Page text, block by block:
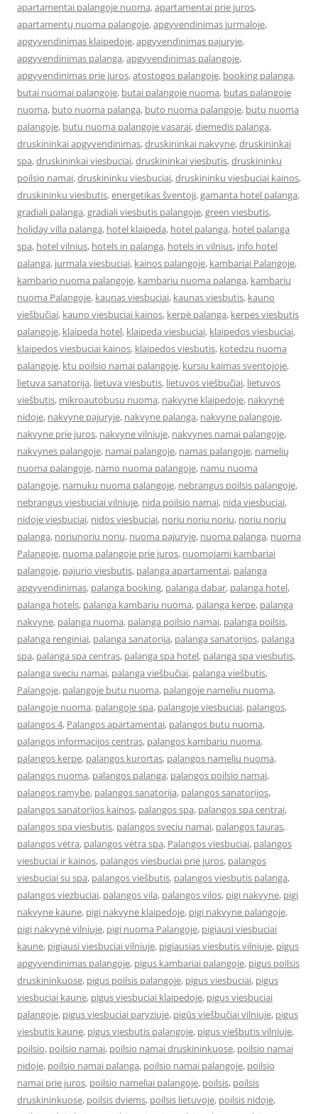
apartamentai palangoje nuoma,apartamentai prie juros,
apartamentų nuoma palangoje,apgyvendinimas jurmaloje,
apgyvendinimas klaipedoje,apgyvendinimas pajuryje,
apgyvendinimas palanga,apgyvendinimas palangoje,
apgyvendinimas prie juros,atostogos palangoje, booking palanga,
butai nuomai palangoje, butai palangoje nuoma, butas palangoje
nuoma, buto nuoma palanga, buto nuoma palangoje, butų nuoma
palangoje, butu nuoma palangoje vasarai,diemedis palanga,
druskininkai apgyvendinimas,druskininkai nakvyne,druskininkai
spa,druskininkai viesbuciai,druskininkai viesbutis,druskininku
poilsio namai,druskininku viesbuciai,druskininku viesbuciai kainos,
druskininku viesbutis,energetikas šventoji,gamanta hotel palanga,
gradiali palanga,gradiali viesbutis palangoje,green viesbutis,
holiday villa palanga, hotel klaipeda, hotel palanga, hotel palanga
spa, hotel vilnius, hotels in palanga, hotels in vilnius, info hotel
palanga, jurmala viesbuciai, kainos palangoje, kambariai Palangoje,
kambario nuoma palangoje, kambariu nuoma palanga, kambariu
nuoma Palangoje, kaunas viesbuciai, kaunas viesbutis, kauno
viešbučiai, kauno viesbuciai kainos, kerpė palanga, kerpes viesbutis
palangoje, klaipeda hotel, klaipeda viesbuciai, klaipedos viesbuciai,
klaipedos viesbuciai kainos, klaipedos viesbutis, kotedzu nuoma
palangoje, ktu poilsio namai palangoje, kursiu kaimas sventojoje,
lietuva sanatorija, lietuva viesbutis, lietuvos viešbučiai, lietuvos
viešbutis, mikroautobusu nuoma, nakvyne klaipedoje, nakvynė
nidoje, nakvyne pajuryje, nakvyne palanga, nakvyne palangoje,
nakvyne prie juros, nakvyne vilniuje, nakvynes namai palangoje,
nakvynes palangoje, namai palangoje, namas palangoje, namelių
nuoma palangoje, namo nuoma palangoje, namu nuoma
palangoje, namuku nuoma palangoje, nebrangus poilsis palangoje,
nebrangus viesbuciai vilniuje, nida poilsio namai, nida viesbuciai,
nidoje viesbuciai, nidos viesbuciai, noriu noriu noriu, noriu noriu
palanga, noriunoriu noriu, nuoma pajuryje, nuoma palanga, nuoma
Palangoje, nuoma palangoje prie juros, nuomojami kambariai
palangoje, pajurio viesbutis, palanga apartamentai, palanga
apgyvendinimas, palanga booking, palanga dabar, palanga hotel,
palanga hotels, palanga kambariu nuoma, palanga kerpe, palanga
nakvyne, palanga nuoma, palanga poilsio namai, palanga poilsis,
palanga renginiai, palanga sanatorija, palanga sanatorijos, palanga
spa, palanga spa centras, palanga spa hotel, palanga spa viesbutis,
palanga sveciu namai, palanga viešbučiai, palanga viešbutis,
Palangoje, palangoje butu nuoma, palangoje nameliu nuoma,
palangoje nuoma, palangoje spa, palangoje viesbuciai, palangos,
palangos 4, Palangos apartamentai, palangos butu nuoma,
palangos informacijos centras, palangos kambariu nuoma,
palangos kerpe, palangos kurortas, palangos nameliu nuoma,
palangos nuoma, palangos palanga, palangos poilsio namai,
palangos ramybe, palangos sanatorija, palangos sanatorijos,
palangos sanatorijos kainos, palangos spa, palangos spa centrai,
palangos spa viesbutis, palangos sveciu namai, palangos tauras,
palangos vėtra, palangos vėtra spa, Palangos viesbuciai, palangos
viesbuciai ir kainos, palangos viesbuciai prie juros, palangos
viesbuciai su spa, palangos viešbutis, palangos viesbutis palanga,
palangos viezbuciai, palangos vila, palangos vilos, pigi nakvyne, pigi
nakvyne kaune, pigi nakvyne klaipedoje, pigi nakvyne palangoje,
pigi nakvynė vilniuje, pigi nuoma Palangoje, pigiausi viesbuciai
kaune, pigiausi viesbuciai vilniuje, pigiausias viesbutis vilniuje, pigus
apgyvendinimas palangoje, pigus kambariai palangoje, pigus poilsis
druskininkuose, pigus poilsis palangoje, pigus viesbuciai, pigus
viesbuciai kaune, pigus viesbuciai klaipedoje, pigus viesbuciai
palangoje, pigus viesbuciai paryziuje, pigūs viešbučiai vilniuje, pigus
viesbutis kaune, pigus viesbutis palangoje, pigus viešbutis vilniuje,
poilsio, poilsio namai, poilsio namai druskininkuose, poilsio namai
nidoje, poilsio namai palanga, poilsio namai palangoje, poilsio
namai prie juros, poilsio nameliai palangoje, poilsis, poilsis
druskininkuose, poilsis dviems, poilsis lietuvoje, poilsis nidoje,